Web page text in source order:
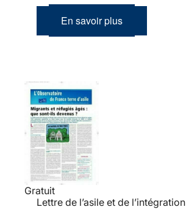
En savoir plus
Gratuit
Lettre de l’asile et de l’intégration